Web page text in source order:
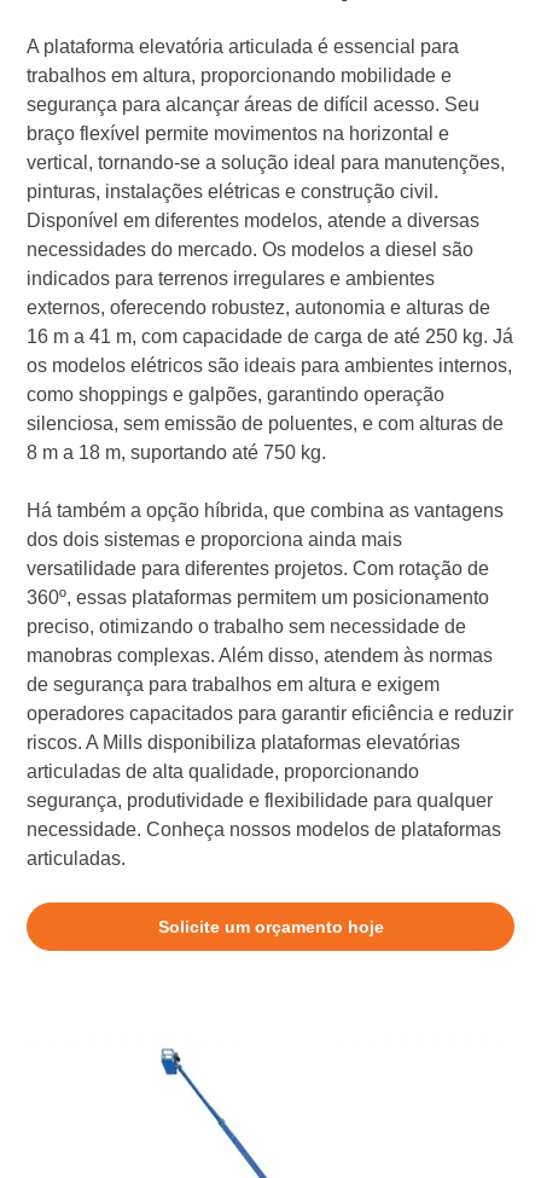
A plataforma elevatória articulada é essencial para
trabalhos em altura, proporcionando mobilidade e
segurança para alcançar áreas de difícil acesso. Seu
braço flexível permite movimentos na horizontal e
vertical, tornando-se a solução ideal para manutenções,
pinturas, instalações elétricas e construção civil.
Disponível em diferentes modelos, atende a diversas
necessidades do mercado. Os modelos a diesel são
indicados para terrenos irregulares e ambientes
externos, oferecendo robustez, autonomia e alturas de
16 m a 41 m, com capacidade de carga de até 250 kg. Já
os modelos elétricos são ideais para ambientes internos,
como shoppings e galpões, garantindo operação
silenciosa, sem emissão de poluentes, e com alturas de
8 m a 18 m, suportando até 750 kg.
Há também a opção híbrida, que combina as vantagens
dos dois sistemas e proporciona ainda mais
versatilidade para diferentes projetos. Com rotação de
360º, essas plataformas permitem um posicionamento
preciso, otimizando o trabalho sem necessidade de
manobras complexas. Além disso, atendem às normas
de segurança para trabalhos em altura e exigem
operadores capacitados para garantir eficiência e reduzir
riscos. A Mills disponibiliza plataformas elevatórias
articuladas de alta qualidade, proporcionando
segurança, produtividade e flexibilidade para qualquer
necessidade. Conheça nossos modelos de plataformas
articuladas.
Solicite um orçamento hoje